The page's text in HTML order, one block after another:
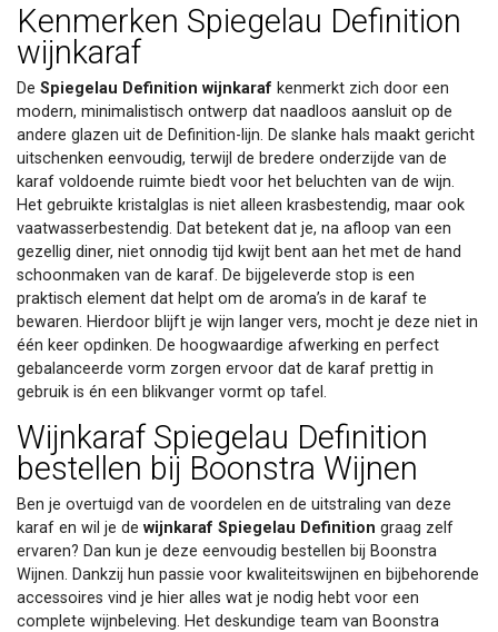
Kenmerken Spiegelau Definition
wijnkaraf
De Spiegelau Definition wijnkaraf kenmerkt zich door een
modern, minimalistisch ontwerp dat naadloos aansluit op de
andere glazen uit de Definition-lijn. De slanke hals maakt gericht
uitschenken eenvoudig, terwijl de bredere onderzijde van de
karaf voldoende ruimte biedt voor het beluchten van de wijn.
Het gebruikte kristalglas is niet alleen krasbestendig, maar ook
vaatwasserbestendig. Dat betekent dat je, na afloop van een
gezellig diner, niet onnodig tijd kwijt bent aan het met de hand
schoonmaken van de karaf. De bijgeleverde stop is een
praktisch element dat helpt om de aroma’s in de karaf te
bewaren. Hierdoor blijft je wijn langer vers, mocht je deze niet in
één keer opdinken. De hoogwaardige afwerking en perfect
gebalanceerde vorm zorgen ervoor dat de karaf prettig in
gebruik is én een blikvanger vormt op tafel.
Wijnkaraf Spiegelau Definition
bestellen bij Boonstra Wijnen
Ben je overtuigd van de voordelen en de uitstraling van deze
karaf en wil je de wijnkaraf Spiegelau Definition graag zelf
ervaren? Dan kun je deze eenvoudig bestellen bij Boonstra
Wijnen. Dankzij hun passie voor kwaliteitswijnen en bijbehorende
accessoires vind je hier alles wat je nodig hebt voor een
complete wijnbeleving. Het deskundige team van Boonstra